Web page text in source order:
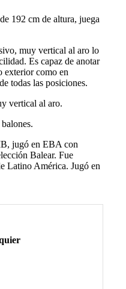
192 cm de altura, juega
muy vertical al aro lo
Es capaz de anotar
exterior como en
todas las posiciones.
vertical al aro.
jugó en EBA con
Balear. Fue
Latino América. Jugó en